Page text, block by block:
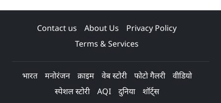
Contact us About Us
Privacy Policy
Terms & Services
भारत मनोरंजन क्राइम वेब स्टोरी फोटो गैलरी
वीडियो
स्पेशल स्टोरी
AQI दुनिया शॉर्ट्स